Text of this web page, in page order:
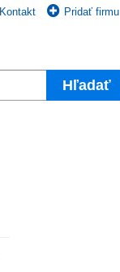
Kontakt Pridať firmu
Hľadať